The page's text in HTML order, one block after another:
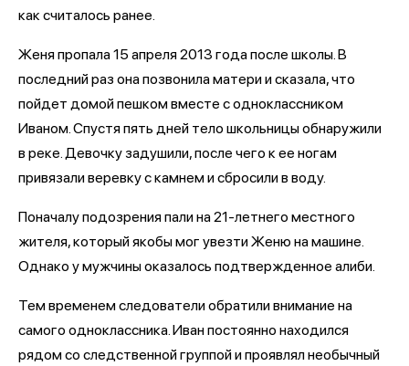
как считалось ранее.
Женя пропала 15 апреля 2013 года после школы. В
последний раз она позвонила матери и сказала, что
пойдет домой пешком вместе с одноклассником
Иваном. Спустя пять дней тело школьницы обнаружили
в реке. Девочку задушили, после чего к ее ногам
привязали веревку с камнем и сбросили в воду.
Поначалу подозрения пали на 21-летнего местного
жителя, который якобы мог увезти Женю на машине.
Однако у мужчины оказалось подтвержденное алиби.
Тем временем следователи обратили внимание на
самого одноклассника. Иван постоянно находился
рядом со следственной группой и проявлял необычный